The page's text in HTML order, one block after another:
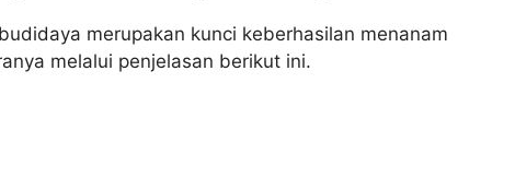
merupakan kunci keberhasilan menanam
melalui penjelasan berikut ini.